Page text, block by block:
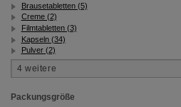
Brausetabletten (5)
Creme (2)
Filmtabletten (3)
Kapseln (34)
Pulver (2)
Packungsgröße